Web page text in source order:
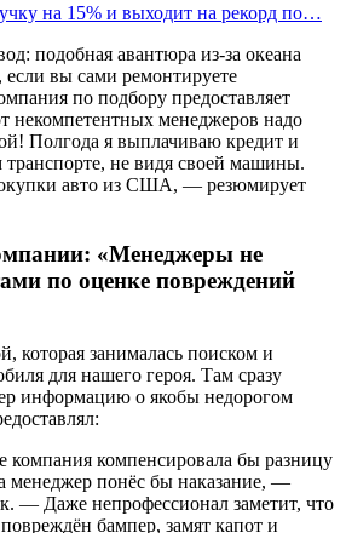
на 15% и выходит на рекорд по…
подобная авантюра из-за океана
вы сами ремонтируете
по подбору предоставляет
некомпетентных менеджеров надо
Полгода я выплачиваю кредит и
не видя своей машины.
авто из США, — резюмирует
«Менеджеры не
по оценке повреждений
которая занималась поиском и
для нашего героя. Там сразу
информацию о якобы недорогом
компенсировала бы разницу
менеджер понёс бы наказание, —
— Даже непрофессионал заметит, что
бампер, замят капот и